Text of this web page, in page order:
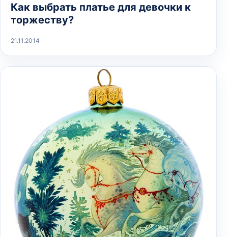
Как выбрать платье для девочки к
торжеству?
21.11.2014